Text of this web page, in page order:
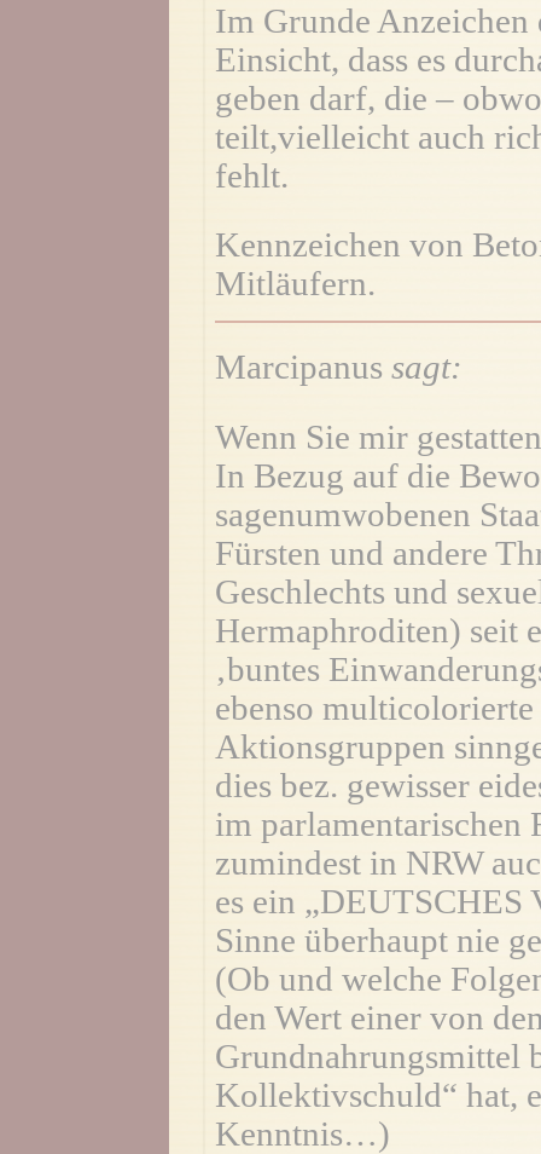
Im Grunde Anzeichen
Einsicht, dass es
geben darf, die –
teilt,vielleicht auch
fehlt.
Kennzeichen von
Mitläufern.
Marcipanus sagt:
Wenn Sie mir
In Bezug auf die
sagenumwobenen
Fürsten und andere
Geschlechts und
Hermaphroditen) seit
‚buntes
ebenso
Aktionsgruppen
dies bez. gewisser
im parlamentarischen
zumindest in NRW
es ein
Sinne überhaupt nie
(Ob und welche
den Wert einer von
Grundnahrungsmittel
Kollektivschuld“ hat,
Kenntnis…)